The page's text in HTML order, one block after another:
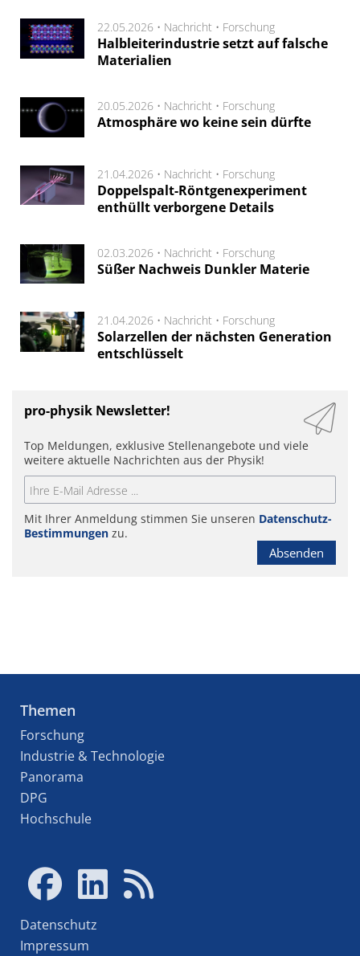
22.05.2026 • Nachricht • Forschung
Halbleiterindustrie setzt auf falsche
Materialien
20.05.2026 • Nachricht • Forschung
Atmosphäre wo keine sein dürfte
21.04.2026 • Nachricht • Forschung
Doppelspalt-Röntgenexperiment
enthüllt verborgene Details
02.03.2026 • Nachricht • Forschung
Süßer Nachweis Dunkler Materie
21.04.2026 • Nachricht • Forschung
Solarzellen der nächsten Generation
entschlüsselt
pro-physik Newsletter!
Top Meldungen, exklusive Stellenangebote und viele
weitere aktuelle Nachrichten aus der Physik!
Mit Ihrer Anmeldung stimmen Sie unseren Datenschutz-
Bestimmungen zu.
Absenden
Themen
Forschung
Industrie & Technologie
Panorama
DPG
Hochschule
Datenschutz
Impressum